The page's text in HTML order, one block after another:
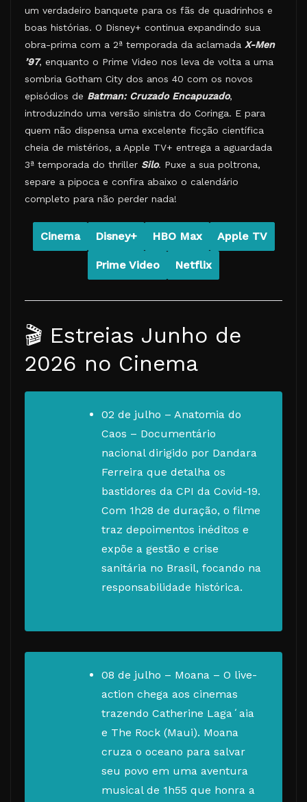
um verdadeiro banquete para os fãs de quadrinhos e
boas histórias. O Disney+ continua expandindo sua
obra-prima com a 2ª temporada da aclamada X-Men
’97, enquanto o Prime Video nos leva de volta a uma
sombria Gotham City dos anos 40 com os novos
episódios de Batman: Cruzado Encapuzado,
introduzindo uma versão sinistra do Coringa. E para
quem não dispensa uma excelente ficção científica
cheia de mistérios, a Apple TV+ entrega a aguardada
3ª temporada do thriller Silo. Puxe a sua poltrona,
separe a pipoca e confira abaixo o calendário
completo para não perder nada!
Cinema Disney+ HBO Max Apple TV
Prime Video Netflix
🎬 Estreias Junho de
2026 no Cinema
02 de julho – Anatomia do
Caos – Documentário
nacional dirigido por Dandara
Ferreira que detalha os
bastidores da CPI da Covid-19.
Com 1h28 de duração, o filme
traz depoimentos inéditos e
expõe a gestão e crise
sanitária no Brasil, focando na
responsabilidade histórica.
08 de julho – Moana – O live-
action chega aos cinemas
trazendo Catherine Lagaʻaia
e The Rock (Maui). Moana
cruza o oceano para salvar
seu povo em uma aventura
musical de 1h55 que honra a